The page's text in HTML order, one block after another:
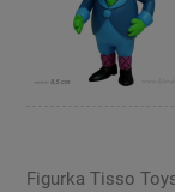
Figurka Tisso